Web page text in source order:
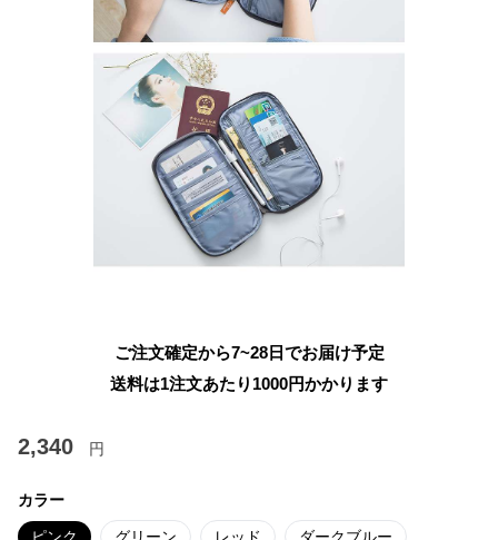
ご注文確定から7~28日でお届け予定
送料は1注文あたり 1000円かかります
2,340 円
カラー